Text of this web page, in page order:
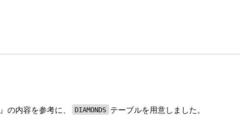
』の内容を参考に、 DIAMONDS テーブルを用意しました。